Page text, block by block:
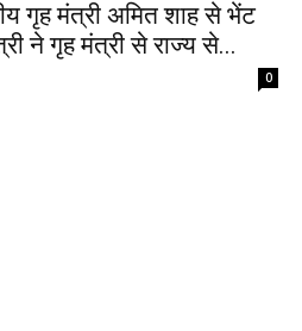
गृह मंत्री अमित शाह से भेंट
ने गृह मंत्री से राज्य से...
0